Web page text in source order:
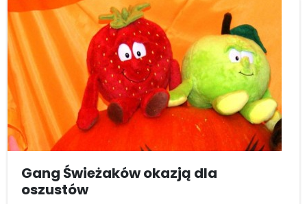
Gang Świeżaków okazją dla
oszustów